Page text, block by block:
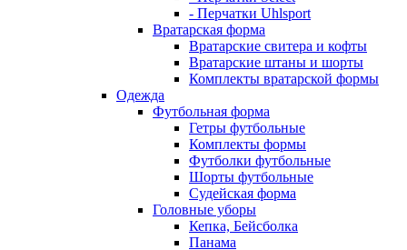
- Перчатки Uhlsport
Вратарская форма
Вратарские свитера и кофты
Вратарские штаны и шорты
Комплекты вратарской формы
Одежда
Футбольная форма
Гетры футбольные
Комплекты формы
Футболки футбольные
Шорты футбольные
Судейская форма
Головные уборы
Кепка, Бейсболка
Панама